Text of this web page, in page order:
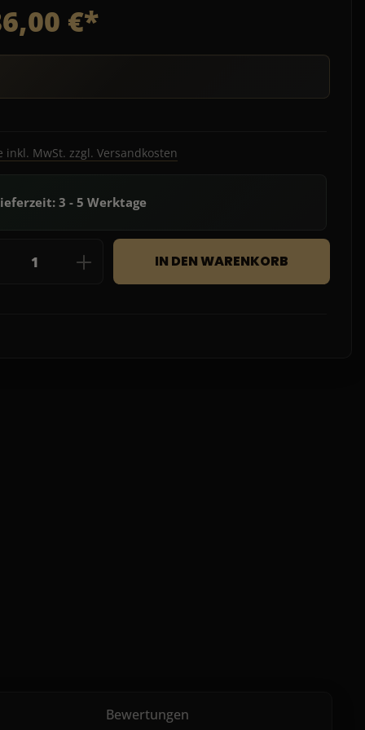
€*
inkl. MwSt. zzgl. Versandkosten
3 - 5 Werktage
Anzahl: Gib den gewünschten
IN DEN WARENKORB
Bewertungen